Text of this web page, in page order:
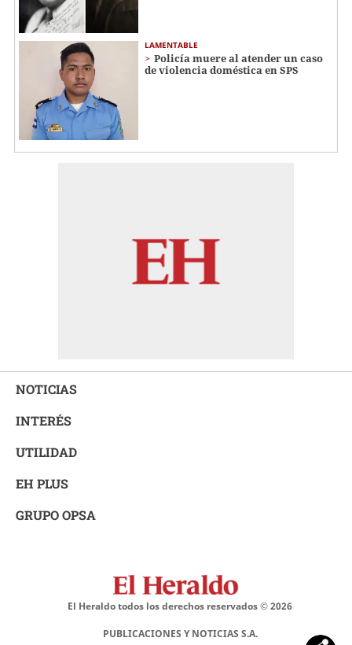
LAMENTABLE
Policía muere al atender un caso
de violencia doméstica en SPS
NOTICIAS
INTERÉS
UTILIDAD
EH PLUS
GRUPO OPSA
El Heraldo todos los derechos reservados ©2026
PUBLICACIONES Y NOTICIAS S.A.